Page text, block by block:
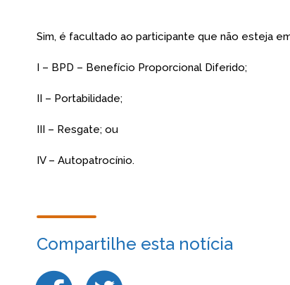
Sim, é facultado ao participante que não esteja
I – BPD – Benefício Proporcional Diferido;
II – Portabilidade;
III – Resgate; ou
IV – Autopatrocínio.
Compartilhe esta notícia